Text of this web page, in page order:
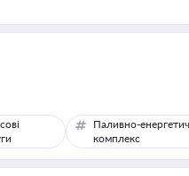
Паливно-
комплекс